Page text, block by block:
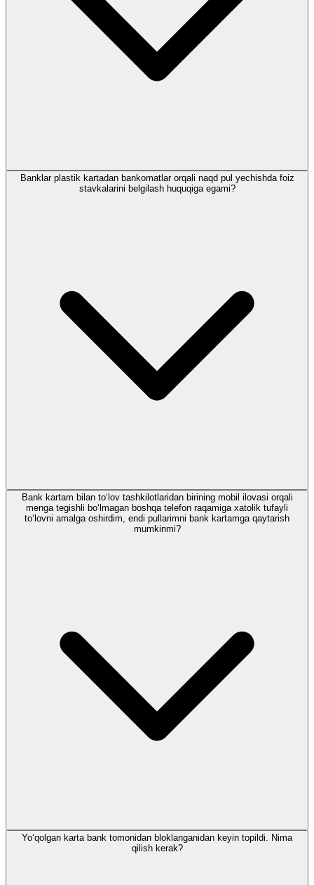
Banklar plastik kartadan bankomatlar orqali naqd pul yechishda foiz
stavkalarini belgilash huquqiga egami?
Bank kartam bilan to‘lov tashkilotlaridan birining mobil ilovasi orqali
menga tegishli bo‘lmagan boshqa telefon raqamiga xatolik tufayli
to‘lovni amalga oshirdim, endi pullarimni bank kartamga qaytarish
mumkinmi?
Yo‘qolgan karta bank tomonidan bloklanganidan keyin topildi. Nima
qilish kerak?